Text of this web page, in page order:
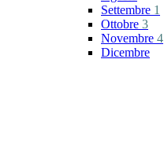
Settembre 1
Ottobre 3
Novembre 4
Dicembre